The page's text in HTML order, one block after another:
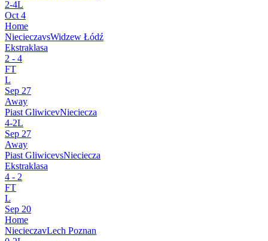
2-4L
Oct 4
Home
NiecieczavsWidzew Łódź
Ekstraklasa
2 - 4
FT
L
Sep 27
Away
Piast GliwicevNieciecza
4-2L
Sep 27
Away
Piast GliwicevsNieciecza
Ekstraklasa
4 - 2
FT
L
Sep 20
Home
NiecieczavLech Poznan